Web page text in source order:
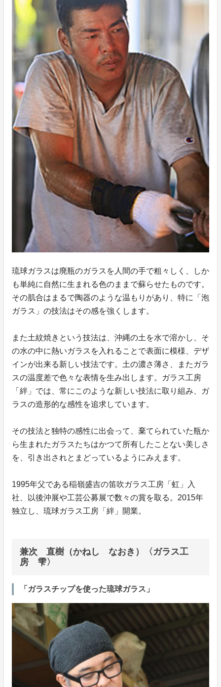
琉球ガラスは廃瓶のガラスを人間の手で粗々しく、しか
も単純に自然に生まれる色のままで蘇らせたものです。
その肌合はまるで陶器のような温もりがあり、特に「泡
ガラス」の技法はその感を強くします。
また土紋焼きという技法は、沖縄の土を水で溶かし、そ
の水の中に熱いガラスを入れることで表面に模様、デザ
インが出来る新しい技法です。土の濃さ薄さ、またガラ
スの温度差で色々な表情を生み出します。ガラス工房
「絆」では、常にこのような新しい技法に取り組み、ガ
ラスの造形的な感性を追求しています。
その技法と独特の感性に出会って、棄てられていた瓶か
ら生まれたガラスたちはかつて所有したことない美しさ
を、引き出されとまどっているようにみえます。
1995年父である稲嶺盛吉の笛吹ガラス工房「虹」入
社、以後沖展や工芸公募展で数々の賞を取る。2015年
独立し、琉球ガラス工房「絆」開業。
兼次 直樹（かねし なおき）〈ガラス工
房 雫〉
「ガラスチップを使った琉球ガラス」